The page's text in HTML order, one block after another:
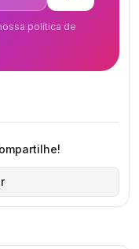
política de